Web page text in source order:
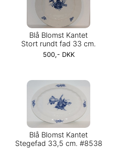
Blå Blomst Kantet
Stort rundt fad 33 cm.
500,- DKK
Blå Blomst Kantet
Stegefad 33,5 cm. #8538